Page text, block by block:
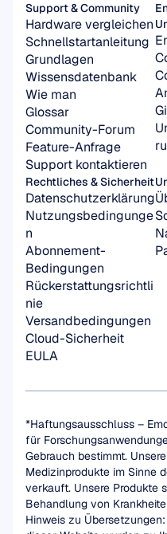
Support & Community
Hardware vergleichen
Schnellstartanleitung
Grundlagen
Wissensdatenbank
Wie man
Glossar
Community-Forum
Feature-Anfrage
Support kontaktieren
Rechtliches & Sicherheit
Datenschutzerklärung
Nutzungsbedingunge
n
Abonnement-
Bedingungen
Rückerstattungsrichtli
nie
Versandbedingungen
Cloud-Sicherheit
EULA
*Haftungsausschluss –
für
Gebrauch bestimmt.
Medizinprodukte im Sinne
verkauft. Unsere Produkte
Behandlung von
Hinweis zu